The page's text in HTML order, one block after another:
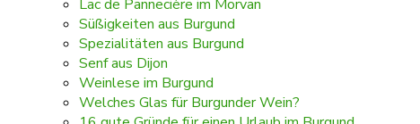
Lac de Pannecière im Morvan
Süßigkeiten aus Burgund
Spezialitäten aus Burgund
Senf aus Dijon
Weinlese im Burgund
Welches Glas für Burgunder Wein?